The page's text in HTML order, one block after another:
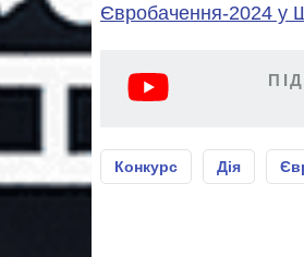
Євробачення-2024 у
Конкурс Дія